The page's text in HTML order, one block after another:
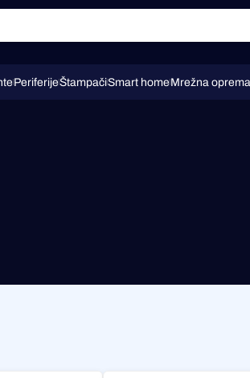
PeriferijeŠtampačiSmart homeMrežna oprema